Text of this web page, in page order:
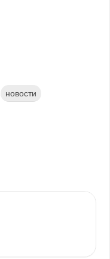
новости